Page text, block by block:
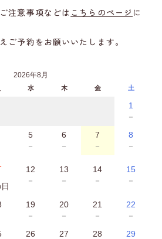
注意事項などは こちらのページ に
ご予約をお願いいたします。
2026年8月
水 木 金 土
1
－
5
－
6
－
7
－
8
－
12
－
13
－
14
－
15
－
19
－
20
－
21
－
22
－
26
27
28
29